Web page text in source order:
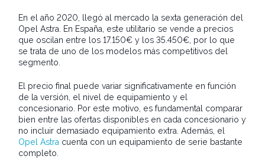
En el año 2020, llegó al mercado la sexta generación del
Opel Astra. En España, este utilitario se vende a precios
que oscilan entre los 17.150€ y los 35.450€, por lo que
se trata de uno de los modelos más competitivos del
segmento.
El precio final puede variar significativamente en función
de la versión, el nivel de equipamiento y el
concesionario. Por este motivo, es fundamental comparar
bien entre las ofertas disponibles en cada concesionario y
no incluir demasiado equipamiento extra. Además, el
Opel Astra cuenta con un equipamiento de serie bastante
completo.